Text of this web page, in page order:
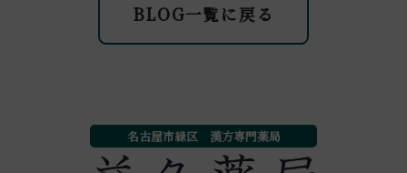
BLOG一覧に戻る
名古屋市緑区 漢方専門薬局